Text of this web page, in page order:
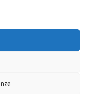
SRL
POLICY
USA